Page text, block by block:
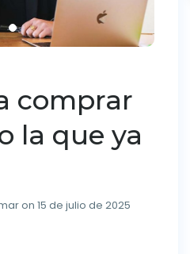
comprar
la que ya
on 15 de julio de 2025